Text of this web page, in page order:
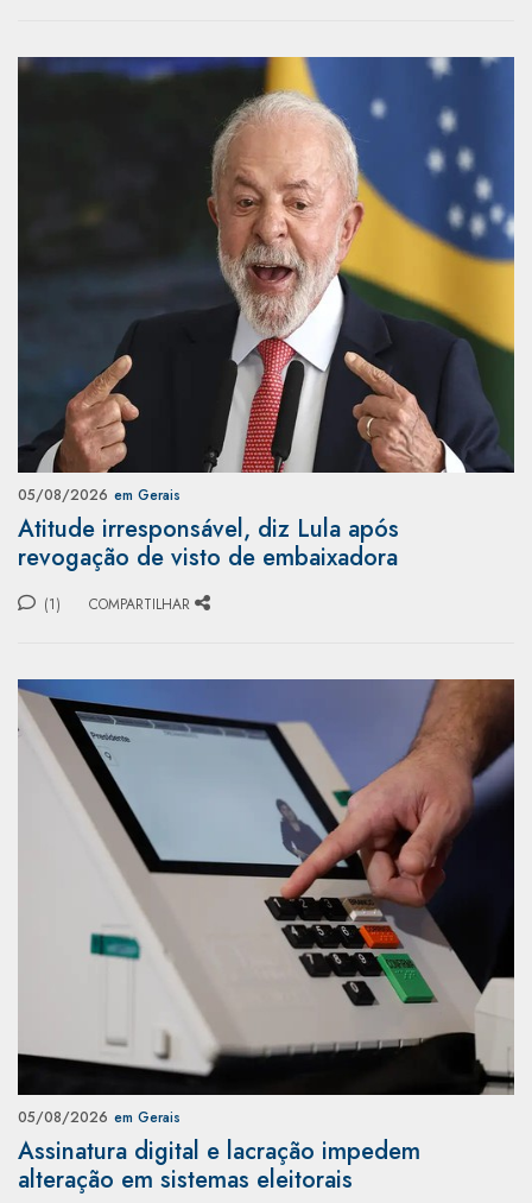
05/08/2026 em Gerais
Atitude irresponsável, diz Lula após
revogação de visto de embaixadora
(1) COMPARTILHAR
05/08/2026 em Gerais
Assinatura digital e lacração impedem
alteração em sistemas eleitorais